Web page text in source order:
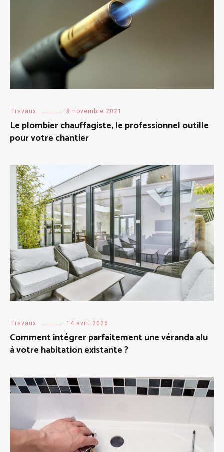
Travaux 8 novembre 2021
Le plombier chauffagiste, le professionnel outille
pour votre chantier
Travaux 14 avril 2026
Comment intégrer parfaitement une véranda alu
à votre habitation existante ?